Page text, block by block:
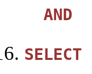
AND
SELECT